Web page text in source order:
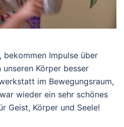
bekommen Impulse über
unseren Körper besser
im Bewegungsraum,
wieder ein sehr schönes
Geist, Körper und Seele!